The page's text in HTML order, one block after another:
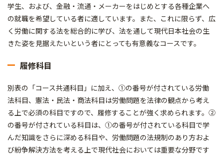
学生、および、金融・流通・メーカーをはじめとする各種企業へ
の就職を希望している者に適しています。また、これに限らず、広
く労働に関する法を総合的に学び、法を通して現代日本社会の生
きた姿を見据えたいという者にとっても有意義なコースです。
履修科目
別表の「コース共通科目」に加え、①の番号が付されている労働
法科目、憲法・民法・商法科目は労働問題を法律の観点から考え
る上で必須の科目ですので、履修することが強く求められます。②
の番号が付されている科目は、①の番号が付されている科目で学
んだ知識をさらに深める科目や、労働問題の法規制のあり方およ
び紛争解決方法を考える上で現代社会においては重要な分野です